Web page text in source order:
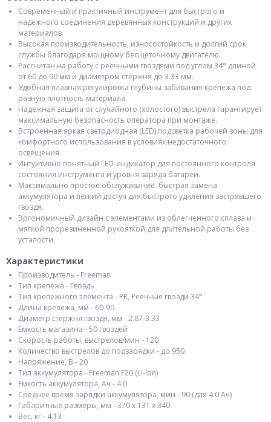
Современный и практичный инструмент для быстрого и
надежного соединения деревянных конструкций и других
материалов.
Высокая производительность, износостойкость и долгий срок
службы благодаря мощному бесщеточному двигателю.
Рассчитан на работу с реечными гвоздями под углом 34° длиной
от 60 до 90 мм и диаметром стержня до 3.33 мм.
Удобная плавная регулировка глубины забивания крепежа под
разную плотность материала.
Надежная защита от случайного (холостого) выстрела гарантирует
максимальную безопасность оператора при монтаже.
Встроенная яркая светодиодная (LED) подсветка рабочей зоны для
комфортного использования в условиях недостаточного
освещения.
Интуитивно понятный LED-индикатор для постоянного контроля
состояния инструмента и уровня заряда батареи.
Максимально простое обслуживание: быстрая замена
аккумулятора и легкий доступ для быстрого удаления застрявшего
гвоздя.
Эргономичный дизайн с элементами из облегченного сплава и
мягкой прорезиненной рукояткой для длительной работы без
усталости.
Характеристики
Производитель - Freeman
Тип крепежа - Гвоздь
Тип крепежного элемента - PR, Реечные гвозди 34°
Длина крепежа, мм - 60-90
Диаметр стержня гвоздя, мм - 2.87-3.33
Емкость магазина - 50 гвоздей
Скорость работы, выстрелов/мин - 120
Количество выстрелов до подзарядки - до 950
Напряжение, В - 20
Тип аккумулятора - Freeman F20 (Li-Ion)
Емкость аккумулятора, Ач - 4.0
Среднее время зарядки аккумулятора, мин - 90 (для 4.0 Ач)
Габаритные размеры, мм - 370 х 131 х 340
Вес, кг - 4.13